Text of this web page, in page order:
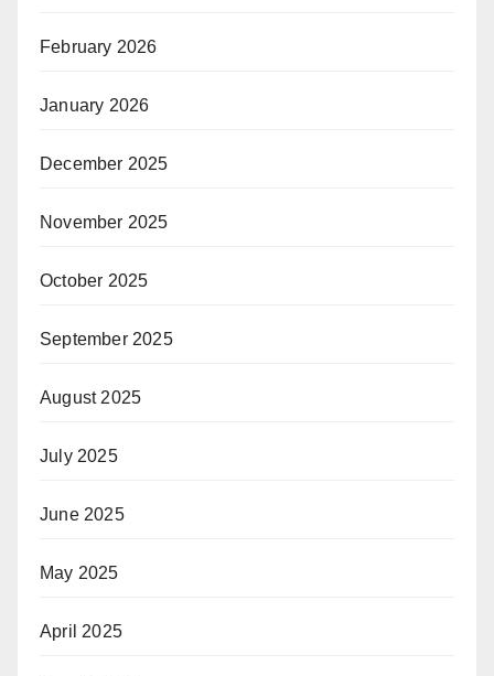
February 2026
January 2026
December 2025
November 2025
October 2025
September 2025
August 2025
July 2025
June 2025
May 2025
April 2025